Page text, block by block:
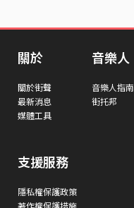
關於
關於街聲
最新消息
媒體工具
音樂人
音樂人指南
街托邦
支援服務
隱私權保護政策